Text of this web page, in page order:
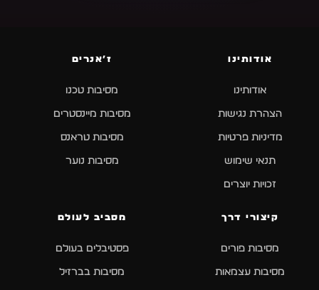
אודותינו
אודותינו
הצהרת נגישות
מדיניות פרטיות
תנאי שימוש
זכויות יוצרים
ז׳אנרים
מסיבות טכנו
מסיבות מיינסטרים
מסיבות טראנס
מסיבות נוער
קיצורי דרך
מסיבות פורים
מסיבות עצמאות
מסביב לעולם
פסטיבלים בעולם
מסיבות בברזיל